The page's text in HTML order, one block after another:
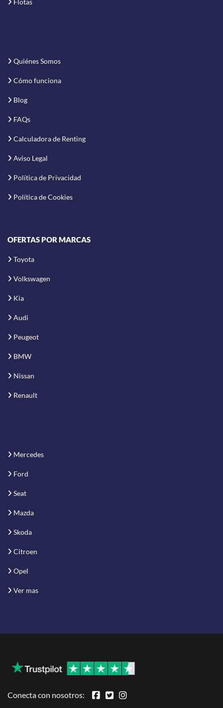
Quiénes Somos
Cómo funciona
Blog
FAQs
Calculadora de Renting
Aviso Legal
Política de Privacidad
Política de Cookies
OFERTAS POR MARCAS
Toyota
Volkswagen
Kia
Audi
Peugeot
BMW
Nissan
Renault
Mercedes
Ford
Seat
Mazda
Skoda
Citroen
Opel
Ver mas
Conecta con nosotros: